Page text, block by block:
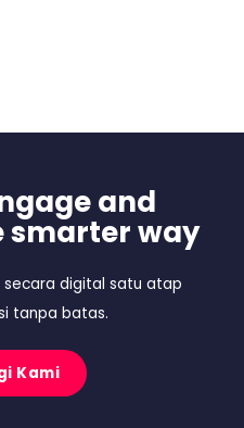
and
smarter way
secara digital satu atap
tanpa batas.
Kami